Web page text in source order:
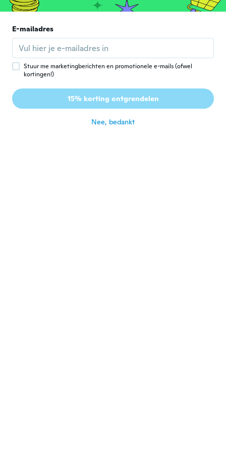
M Lid geworden van 2021 · 22 beoordelingen
H Haylee
Lid geworden van 2019 · 6 beoordelingen
ongeveer 3 jaar geleden
C
E-mailadres
Stuur me marketingberichten en promotionele e-mails (ofwel
kortingen!)
15% korting ontgrendelen
Nee, bedankt